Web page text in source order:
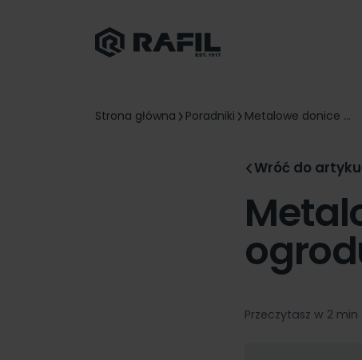
Strona główna Poradniki Metalowe donice ...
Wróć do
Przeczytasz w 2 min